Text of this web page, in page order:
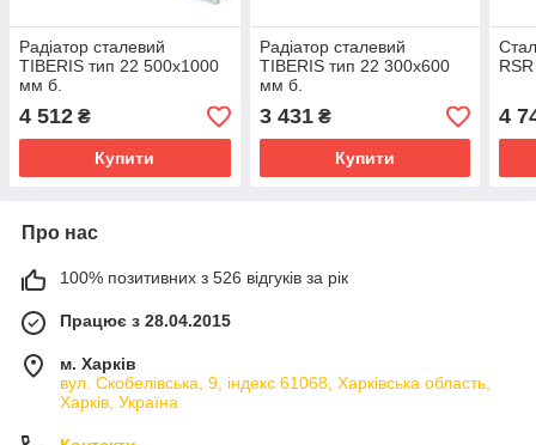
Радіатор сталевий
TIBERIS тип 22 500х1000
мм б.
4 512 ₴
Купити
Радіатор сталевий
TIBERIS тип 22 300х600
мм б.
3 431₴
Купити
4
Про нас
100% позитивних з 526 відгуків за рік
Працює з 28.04.2015
м. Харків
вул. Скобелівська, 9, індекс 61068, Харківська область,
Харків, Україна